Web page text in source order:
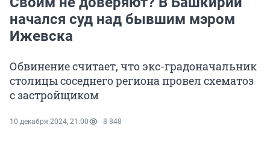
начался суд над бывшим мэром
Ижевска
Обвинение считает, что экс-градоначальник
столицы соседнего региона провел схематоз
с застройщиком
10 декабря 2024, 21:00 8 848